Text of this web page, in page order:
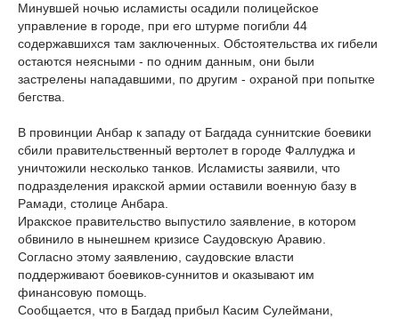
Минувшей ночью исламисты осадили полицейское
управление в городе, при его штурме погибли 44
содержавшихся там заключенных. Обстоятельства их гибели
остаются неясными - по одним данным, они были
застрелены нападавшими, по другим - охраной при попытке
бегства.
В провинции Анбар к западу от Багдада суннитские боевики
сбили правительственный вертолет в городе Фаллуджа и
уничтожили несколько танков. Исламисты заявили, что
подразделения иракской армии оставили военную базу в
Рамади, столице Анбара.
Иракское правительство выпустило заявление, в котором
обвинило в нынешнем кризисе Саудовскую Аравию.
Согласно этому заявлению, саудовские власти
поддерживают боевиков-суннитов и оказывают им
финансовую помощь.
Сообщается, что в Багдад прибыл Касим Сулеймани,